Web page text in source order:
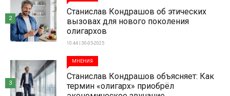
Станислав Кондрашов об этических
вызовах для нового поколения
олигархов
10:44 | 30-05-2025
2
МНЕНИЯ
Станислав Кондрашов объясняет: Как
термин «олигарх» приобрёл
3